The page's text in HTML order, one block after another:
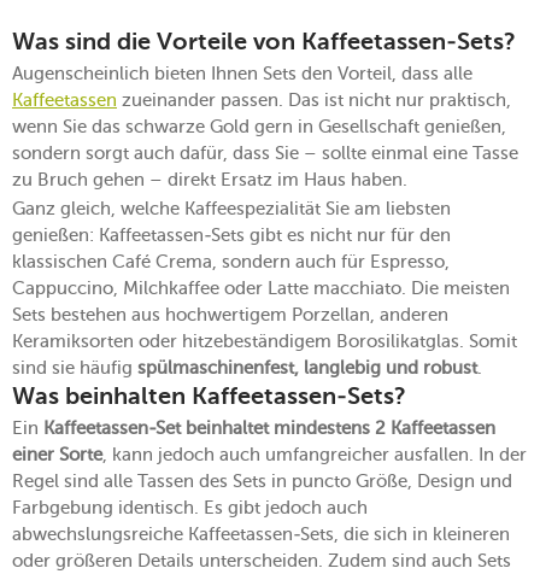
Was sind die Vorteile von Kaffeetassen-Sets?
Augenscheinlich bieten Ihnen Sets den Vorteil, dass alle
Kaffeetassen zueinander passen. Das ist nicht nur praktisch,
wenn Sie das schwarze Gold gern in Gesellschaft genießen,
sondern sorgt auch dafür, dass Sie – sollte einmal eine Tasse
zu Bruch gehen – direkt Ersatz im Haus haben.
Ganz gleich, welche Kaffeespezialität Sie am liebsten
genießen: Kaffeetassen-Sets gibt es nicht nur für den
klassischen Café Crema, sondern auch für Espresso,
Cappuccino, Milchkaffee oder Latte macchiato. Die meisten
Sets bestehen aus hochwertigem Porzellan, anderen
Keramiksorten oder hitzebeständigem Borosilikatglas. Somit
sind sie häufig spülmaschinenfest, langlebig und robust.
Was beinhalten Kaffeetassen-Sets?
Ein Kaffeetassen-Set beinhaltet mindestens 2 Kaffeetassen
einer Sorte, kann jedoch auch umfangreicher ausfallen. In der
Regel sind alle Tassen des Sets in puncto Größe, Design und
Farbgebung identisch. Es gibt jedoch auch
abwechslungsreiche Kaffeetassen-Sets, die sich in kleineren
oder größeren Details unterscheiden. Zudem sind auch Sets